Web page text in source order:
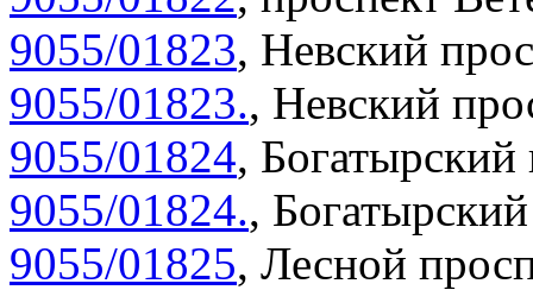
9055/01823, Невский
9055/01823., Невский
9055/01824, Богатырский
9055/01824.,
9055/01825, Лесной